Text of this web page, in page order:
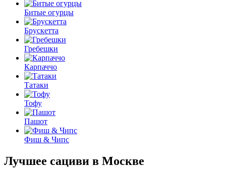
Битые огурцы
Брускетта
Гребешки
Карпаччо
Татаки
Тофу
Пашот
Фиш & Чипс
Лучшее сациви в Москве